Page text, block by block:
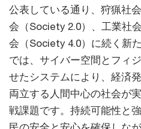
公表している通り、狩猟社
会（Society 2.0）、工業社
会（Society 4.0）に続く新
では、サイバー空間とフィ
せたシステムにより、経済
両立する人間中心の社会が
戦課題です。持続可能性と